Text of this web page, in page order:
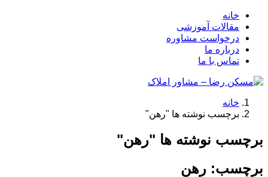
خانه
مقالات آموزشی
درخواست مشاوره
درباره ما
تماس با ما
خانه
برچسب نوشته ها "رهن"
برچسب نوشته ها "رهن"
برچسب: رهن